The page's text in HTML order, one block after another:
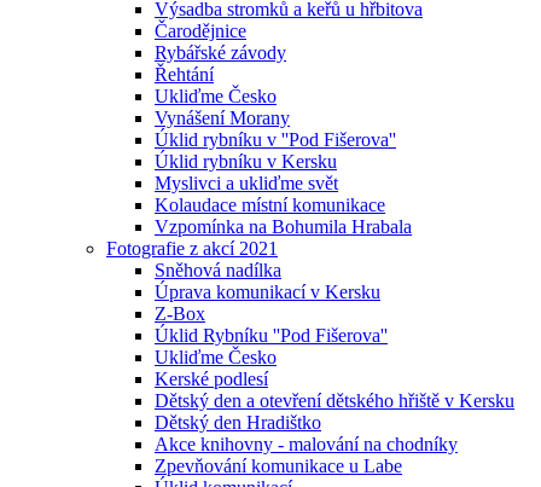
Výsadba stromků a keřů u hřbitova
Čarodějnice
Rybářské závody
Řehtání
Ukliďme Česko
Vynášení Morany
Úklid rybníku v ''Pod Fišerova''
Úklid rybníku v Kersku
Myslivci a ukliďme svět
Kolaudace místní komunikace
Vzpomínka na Bohumila Hrabala
Fotografie z akcí 2021
Sněhová nadílka
Úprava komunikací v Kersku
Z-Box
Úklid Rybníku ''Pod Fišerova''
Ukliďme Česko
Kerské podlesí
Dětský den a otevření dětského hřiště v Kersku
Dětský den Hradištko
Akce knihovny - malování na chodníky
Zpevňování komunikace u Labe